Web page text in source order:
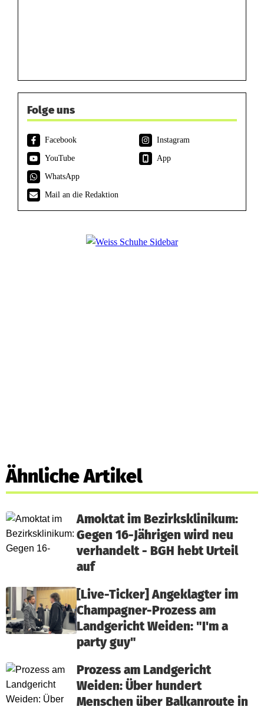
Folge uns
Facebook
Instagram
YouTube
App
WhatsApp
Mail an die Redaktion
Ähnliche Artikel
Amoktat im Bezirksklinikum:
Gegen 16-Jährigen wird neu
verhandelt - BGH hebt Urteil
auf
[Live-Ticker] Angeklagter im
Champagner-Prozess am
Landgericht Weiden: "I'm a
party guy"
Prozess am Landgericht
Weiden: Über hundert
Menschen über Balkanroute in